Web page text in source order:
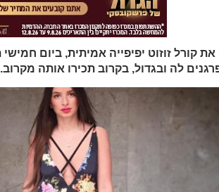
לה ובגדול, בקרוב תכירו אותה מקרוב.